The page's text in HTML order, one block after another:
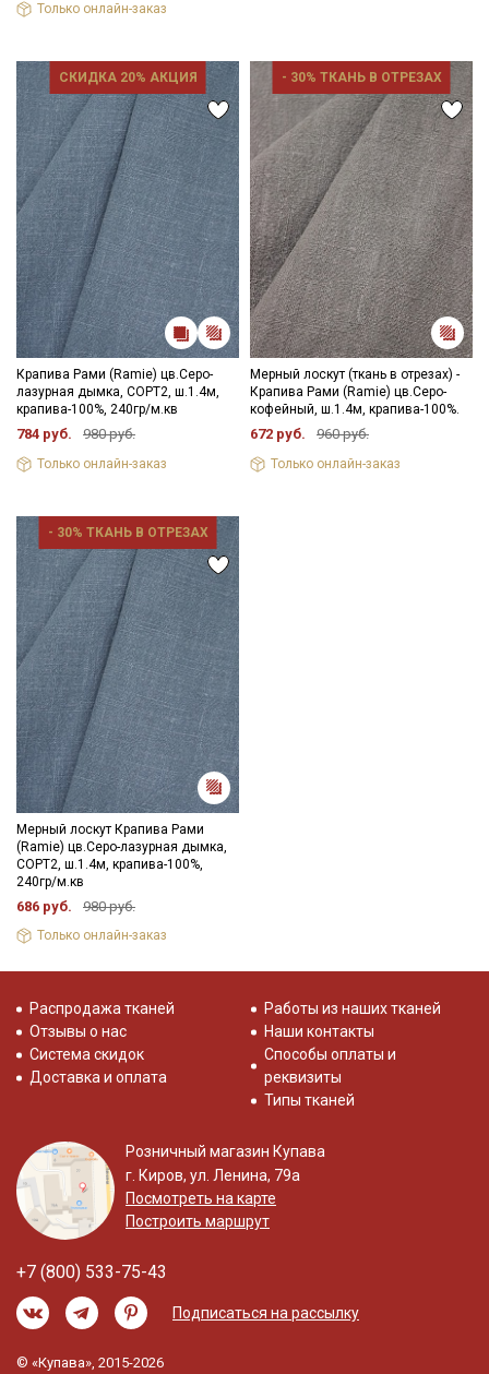
Только онлайн-заказ
СКИДКА 20% АКЦИЯ
Крапива Рами (Ramie) цв.Серо-
лазурная дымка, СОРТ2, ш.1.4м,
крапива-100%, 240гр/м.кв
784 руб. 980 руб.
Только онлайн-заказ
- 30% ТКАНЬ В ОТРЕЗАХ
Мерный лоскут (ткань в отрезах) -
Крапива Рами (Ramie) цв.Серо-
кофейный, ш.1.4м, крапива-100%.
672 руб. 960 руб.
Только онлайн-заказ
- 30% ТКАНЬ В ОТРЕЗАХ
Мерный лоскут Крапива Рами
(Ramie) цв.Серо-лазурная дымка,
СОРТ2, ш.1.4м, крапива-100%,
240гр/м.кв
686 руб. 980 руб.
Только онлайн-заказ
Распродажа тканей
Отзывы о нас
Система скидок
Доставка и оплата
Работы из наших тканей
Наши контакты
Способы оплаты и
реквизиты
Типы тканей
Розничный магазин Купава
г. Киров, ул. Ленина, 79а
Посмотреть на карте
Построить маршрут
+7 (800) 533-75-43
Подписаться на рассылку
© «Купава», 2015-2026